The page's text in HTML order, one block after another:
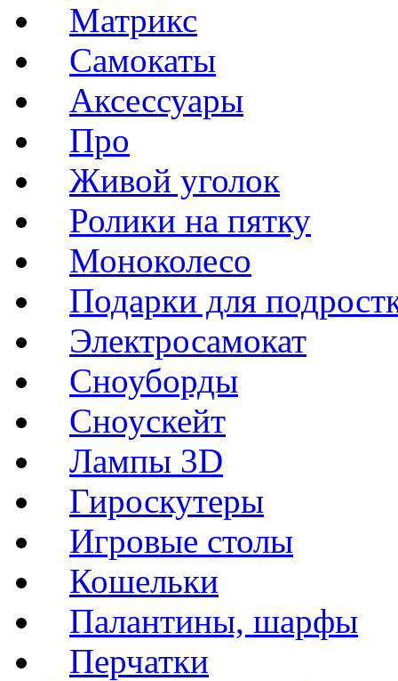
Матрикс
Самокаты
Аксессуары
Про
Живой уголок
Ролики на пятку
Моноколесо
Подарки для
Электросамокат
Сноуборды
Сноускейт
Лампы 3D
Гироскутеры
Игровые столы
Кошельки
Палантины, шарфы
Перчатки